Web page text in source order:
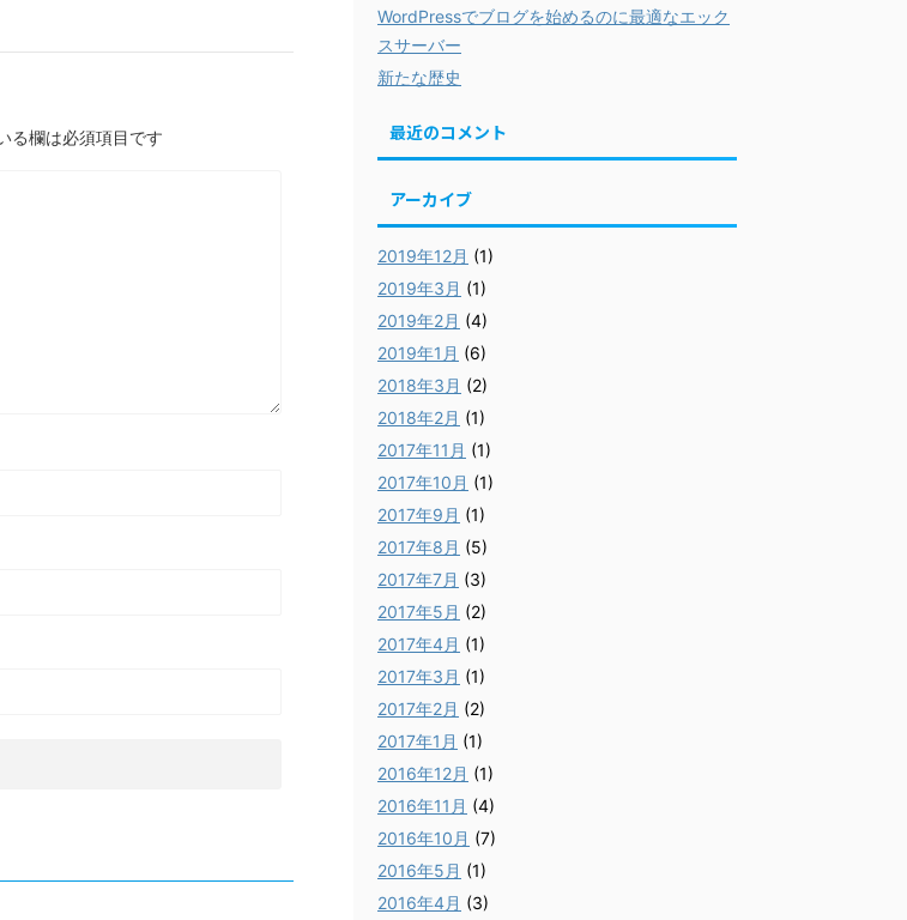
る欄は必須項目です
WordPressでブログを始めるのに最適なエック
スサーバー
新たな歴史
最近のコメント
アーカイブ
2019年12月 (1)
2019年3月 (1)
2019年2月 (4)
2019年1月 (6)
2018年3月 (2)
2018年2月 (1)
2017年11月 (1)
2017年10月 (1)
2017年9月 (1)
2017年8月 (5)
2017年7月 (3)
2017年5月 (2)
2017年4月 (1)
2017年3月 (1)
2017年2月 (2)
2017年1月 (1)
2016年12月 (1)
2016年11月 (4)
2016年10月 (7)
2016年5月 (1)
2016年4月 (3)